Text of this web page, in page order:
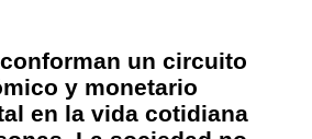
un circuito
y monetario
en la vida cotidiana